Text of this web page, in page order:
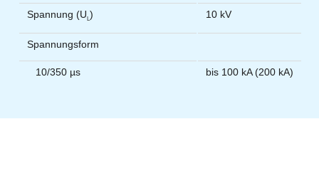
Spannung (U ) 10 kV
Spannungsform
10/350 µs bis 100 kA (200 kA)